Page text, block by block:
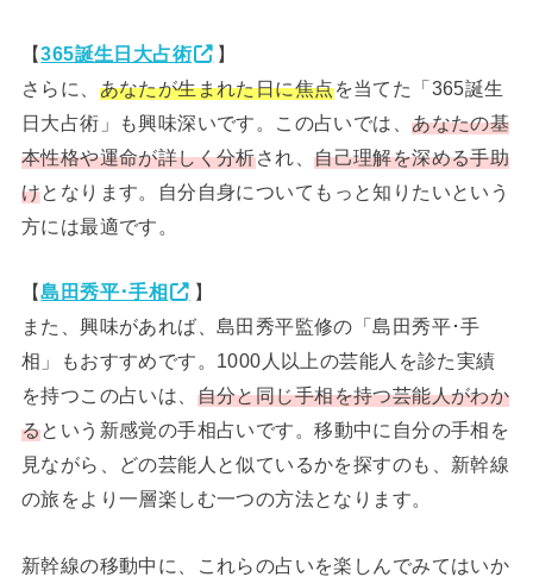
【365誕生日大占術
】
さらに、 あなたが生まれた日に焦点を当てた「365誕生
日大占術」も興味深いです。この占いでは、あなたの基
本性格や運命が詳しく分析され、自己理解を深める手助
けとなります。自分自身についてもっと知りたいという
方には最適です。
【島田秀平･手相
】
また、興味があれば、島田秀平監修の「島田秀平･手
相」もおすすめです。1000人以上の芸能人を診た実績
を持つこの占いは、 自分と同じ手相を持つ芸能人がわか
るという新感覚の手相占いです。移動中に自分の手相を
見ながら、どの芸能人と似ているかを探すのも、新幹線
の旅をより一層楽しむ一つの方法となります。
新幹線の移動中に、これらの占いを楽しんでみてはいか